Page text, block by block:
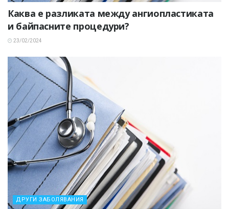
Каква е разликата между ангиопластиката
и байпасните процедури?
23/02/2024
ДРУГИ ЗАБОЛЯВАНИЯ